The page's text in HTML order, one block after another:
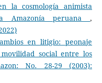
la cosmología animista
Amazonía peruana,
en litigio: peonaje
social entre los
No. 28-29 (2003):